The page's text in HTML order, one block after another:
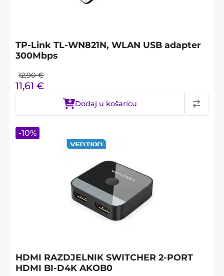
TP-Link TL-WN821N, WLAN USB adapter
300Mbps
12,90 €
11,61 €
Dodaj u košaricu
HDMI RAZDJELNIK SWITCHER 2-PORT
HDMI BI-D4K AKOB0
-10%